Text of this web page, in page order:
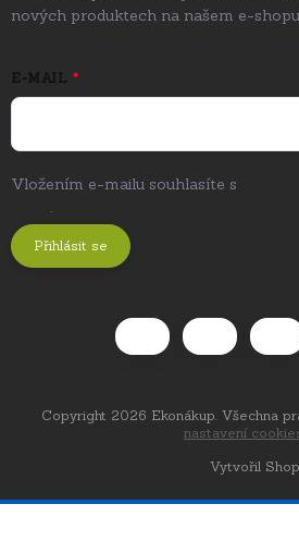
nových produktech na našem e-
E-MAIL
Vložením e-mailu souhlasíte s
.
Přihlásit se
Vytvořil
Copyright 2026 Ekonákup. Všechna
nastavení